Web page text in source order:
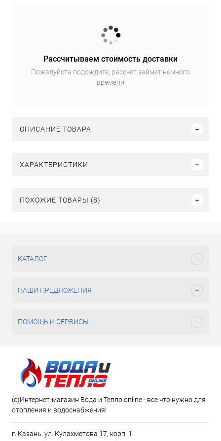
Рассчитываем стоимость доставки
Пожалуйста подождите, рассчет займет немного
времени
ОПИСАНИЕ ТОВАРА
ХАРАКТЕРИСТИКИ
ПОХОЖИЕ ТОВАРЫ (8)
КАТАЛОГ
НАШИ ПРЕДЛОЖЕНИЯ
ПОМОЩЬ И СЕРВИСЫ
(c)Интернет-магазин Вода и Тепло online - все что нужно для
отопления и водоснабжения!
г. Казань, ул. Кулахметова 17, корп. 1